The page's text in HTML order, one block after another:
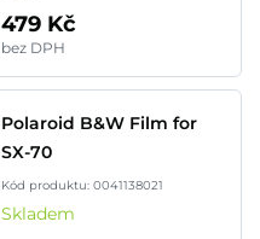
479 Kč
bez DPH
Polaroid B&W Film for
SX-70
Kód produktu: 0041138021
Skladem